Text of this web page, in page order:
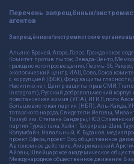
Перечень запрещённых/
агентов
Запрещённые/экстремистские
Альянс Врачей, Агора, Голос, Гражданское
Комитет против пыток, Левада-Центр,
гражданского просвещения, Пермь-36,
экологический центр, ИАЦ Сова, Союз
с коррупцией (ФБК), Фонд защиты
Насилию.нет, Центр защиты прав СМИ,
Instagram), Русский добровольческий
повстанческая армия (УПА), ИГИЛ, полк
Большевистская партия (НБП), Аль-Каида,
татарского народа, Свидетели Иеговы,
Тризуб им. Степана Бандеры, НСО,
партия Туркестана, Хайят Тахрир аш-Шам,
Колумбайн, Навальный, К. Буданов,
проект Сфера, проект Эхо, общественное
Автономное действие, Американский
Айовы, Швейцарское академическое
Международное общественное движение В